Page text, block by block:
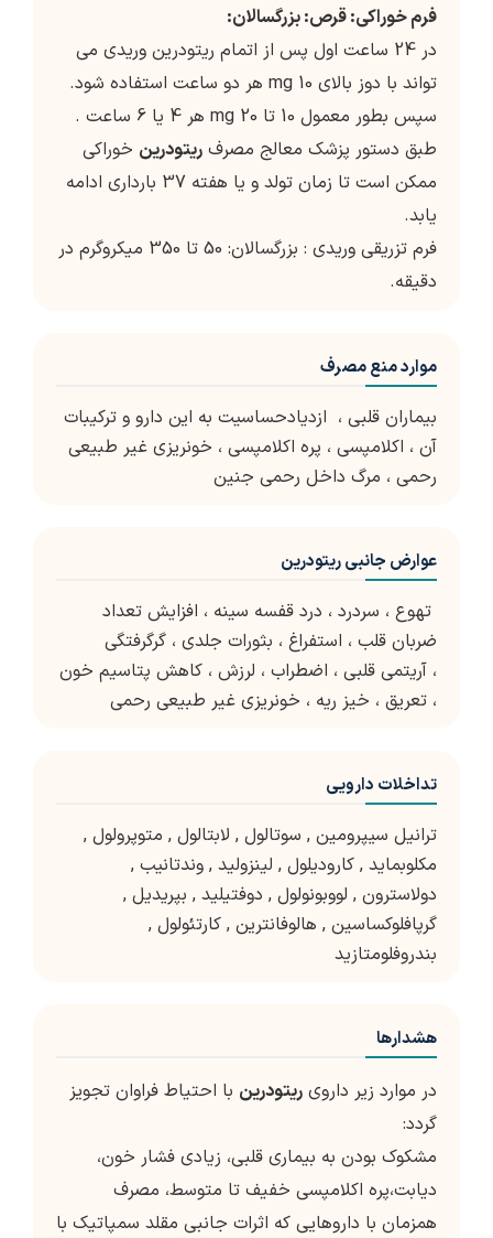
فرم خوراکی: قرص: بزرگسالان:
در 24 ساعت اول پس از اتمام ریتودرین وریدی می
تواند با دوز بالای 10 mg هر دو ساعت استفاده شود.
سپس بطور معمول 10 تا 20 mg هر 4 یا 6 ساعت .
طبق دستور پزشک معالج مصرف ریتودرین خوراکی
ممکن است تا زمان تولد و یا هفته 37 بارداری ادامه
یابد.
فرم تزریقی وریدی : بزرگسالان: 50 تا 350 میکروگرم در
دقیقه.
موارد منع مصرف
بیماران قلبی ، ازدیادحساسیت به این دارو و ترکیبات
آن ، اکلامپسی ، پره اکلامپسی ، خونریزی غیر طبیعی
رحمی ، مرگ داخل رحمی جنین
عوارض جانبی ریتودرین
تهوع ، سردرد ، درد قفسه سینه ، افزایش تعداد
ضربان قلب ، استفراغ ، بثورات جلدی ، گرگرفتگی
، آریتمی قلبی ، اضطراب ، لرزش ، کاهش پتاسیم خون
، تعریق ، خیز ریه ، خونریزی غیر طبیعی رحمی
تداخلات دارویی
ترانیل سیپرومین , سوتالول , لابتالول , متوپرولول ,
مکلوبماید , کارودیلول , لینزولید , وندتانیب ,
دولاسترون , لووبونولول , دوفتیلید , بپریدیل ,
گرپافلوکساسین , هالوفانترین , کارتئولول ,
بندروفلومتازید
هشدارها
در موارد زیر داروی ریتودرین با احتیاط فراوان تجویز
گردد:
مشکوک بودن به بیماری قلبی، زیادی فشار خون،
دیابت،پره اکلامپسی خفیف تا متوسط، مصرف
همزمان با داروهایی که اثرات جانبی مقلد سمپاتیک با